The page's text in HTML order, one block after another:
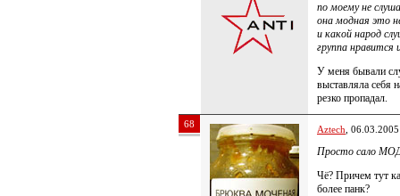
по моему не
она модная это
и какой народ
группа нравится
У меня бывали
выставляла себя
резко пропадал.
68 Aztech ,
Просто сало
Чё? Причем тут
более панк?